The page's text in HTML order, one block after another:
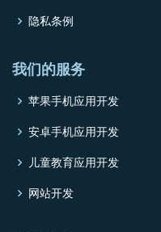
隐私条例
我们的服务
苹果手机应用开发
安卓手机应用开发
儿童教育应用开发
网站开发